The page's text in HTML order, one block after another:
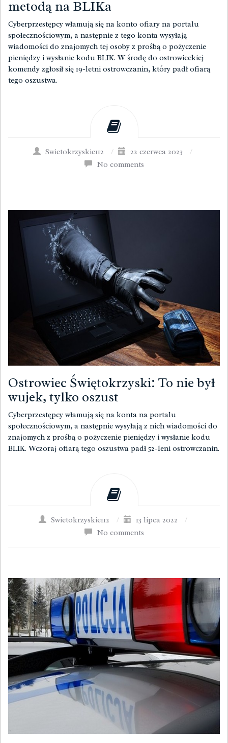
metodą na BLIKa
Cyberprzestępcy włamują się na konto ofiary na portalu
społecznościowym, a następnie z tego konta wysyłają
wiadomości do znajomych tej osoby z prośbą o pożyczenie
pieniędzy i wysłanie kodu BLIK. W środę do ostrowieckiej
komendy zgłosił się 19-letni ostrowczanin, który padł ofiarą
tego oszustwa.
Swietokrzyskie112 / 22 czerwca 2023
/
No comments
Ostrowiec Świętokrzyski: To nie był
wujek, tylko oszust
Cyberprzestępcy włamują się na konta na portalu
społecznościowym, a następnie wysyłają z nich wiadomości do
znajomych z prośbą o pożyczenie pieniędzy i wysłanie kodu
BLIK. Wczoraj ofiarą tego oszustwa padł 52-leni ostrowczanin.
Swietokrzyskie112 / 13 lipca 2022
/
No comments